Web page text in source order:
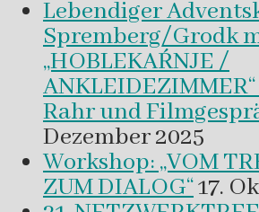
Lebendiger
Spremberg/Grodk
„HOBLEKAŔNJE /
Rahr und
Dezember 2025
Workshop: „VOM
ZUM DIALOG“17.